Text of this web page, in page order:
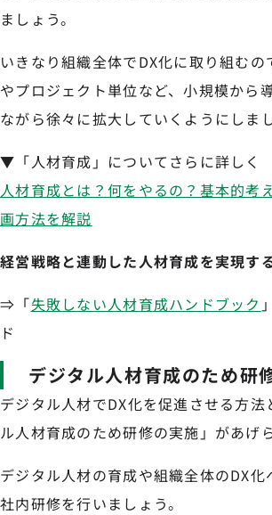
ましょう。
いきなり組織全体でDX化に取り組むの
やプロジェクト単位など、小規模から
ながら徐々に拡大していくようにしま
▼「人材育成」についてさらに詳しく
人材育成とは？何をやるの？基本的考
画方法を解説
経営戦略と連動した人材育成を実現す
⇒「失敗しない人材育成ハンドブック
ド
デジタル人材育成のため研
デジタル人材でDX化を促進させる方法
ル人材育成のため研修の実施」があげら
デジタル人材の育成や組織全体のDX化
社内研修を行いましょう。